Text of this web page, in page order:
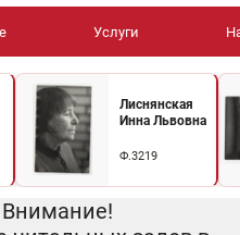
Услуги
Лиснянская
Инна Львовна
Ф.3219
Внимание!